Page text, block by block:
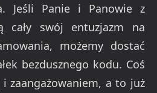
Jeśli Panie i Panowie z
cały swój entuzjazm na
możemy dostać
bezdusznego kodu. Coś
zaangażowaniem, a to już